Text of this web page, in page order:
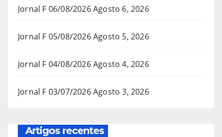
Jornal F 06/08/2026Agosto 6, 2026
Jornal F 05/08/2026Agosto 5, 2026
Jornal F 04/08/2026Agosto 4, 2026
Jornal F 03/07/2026Agosto 3, 2026
Artigos recentes